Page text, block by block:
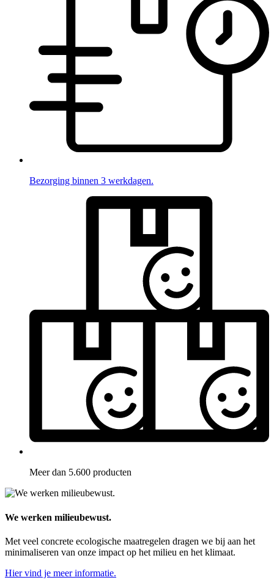
Bezorging binnen 3 werkdagen.
Meer dan 5.600 producten
We werken milieubewust.
Met veel concrete ecologische maatregelen dragen we bij aan het
minimaliseren van onze impact op het milieu en het klimaat.
Hier vind je meer informatie.